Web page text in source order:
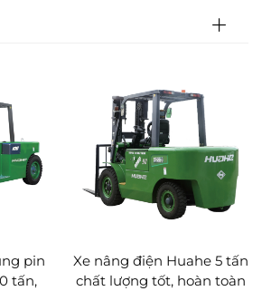
nhiệt độ cao, kho lạnh chuỗi
Sắt Phốt phát (LiFePO₄)
độ an toàn vượt trội: Cung cấp
cao hơn và tuổi thọ chu kỳ kéo dài
chì-axit truyền thống, đồng thời sở
nhiệt tuyệt vời nhằm đảm bảo
ứng nhu cầu vận hành liên tục
pin
tấn,
Xe nâng điện Huahe 5 tấn
chất lượng tốt, hoàn toàn